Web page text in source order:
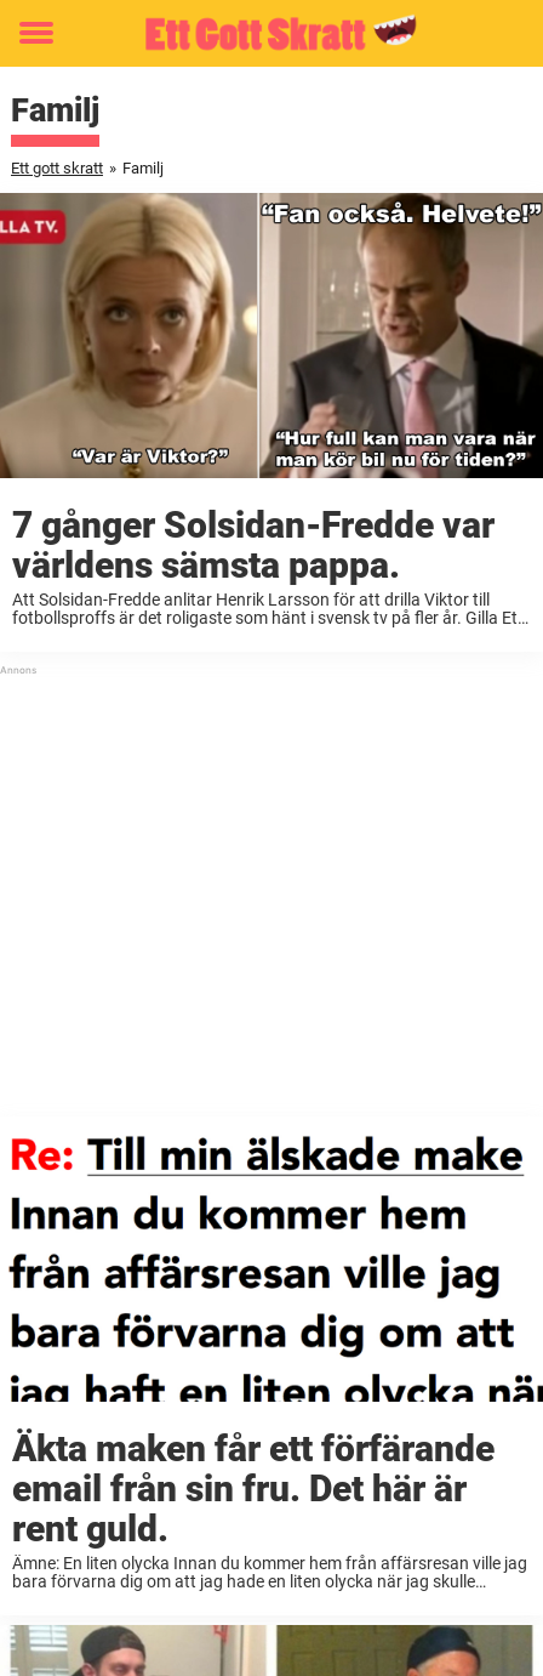
Toggle
Familj
Ett gott skratt » Familj
7 gånger Solsidan-Fredde var
världens sämsta pappa.
Att Solsidan-Fredde anlitar Henrik Larsson för att drilla Viktor till
fotbollsproffs är det roligaste som hänt i svensk tv på fler år. Gilla Ett
Äkta maken får ett förfärande
email från sin fru. Det här är
rent guld.
Ämne: En liten olycka Innan du kommer hem från affärsresan ville jag
bara förvarna dig om att jag hade en liten olycka när jag skulle